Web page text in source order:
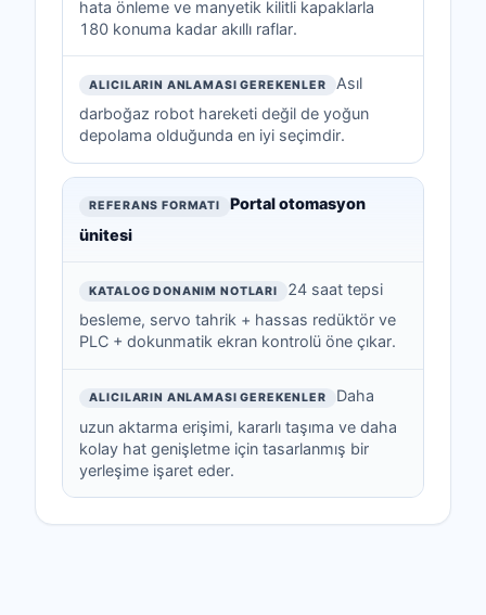
hata önleme ve manyetik kilitli kapaklarla
180 konuma kadar akıllı raflar.
Asıl
darboğaz robot hareketi değil de yoğun
depolama olduğunda en iyi seçimdir.
Portal otomasyon
ünitesi
24 saat tepsi
besleme, servo tahrik + hassas redüktör ve
PLC + dokunmatik ekran kontrolü öne çıkar.
Daha
uzun aktarma erişimi, kararlı taşıma ve daha
kolay hat genişletme için tasarlanmış bir
yerleşime işaret eder.